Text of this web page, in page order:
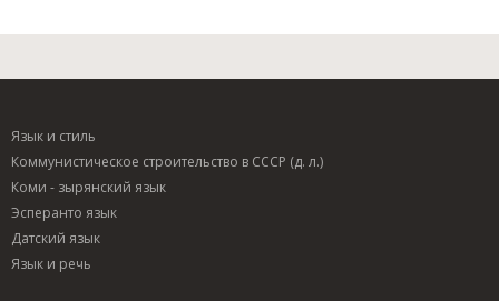
Язык и стиль
Коммунистическое строительство в СССР (д. л.)
Коми - зырянский язык
Эсперанто язык
Датский язык
Язык и речь